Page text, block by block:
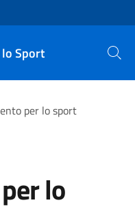
Sport Cerca
per lo sport
lo